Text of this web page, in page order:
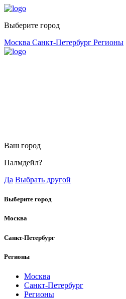
Выберите город
Москва Санкт-Петербург Регионы
Ваш город
Палмдейл?
Да Выбрать другой
Выберите город
Москва
Санкт-Петербург
Регионы
Москва
Санкт-Петербург
Регионы